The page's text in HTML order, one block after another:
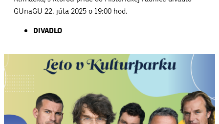
GUnaGU 22. júla 2025 o 19:00 hod.
DIVADLO